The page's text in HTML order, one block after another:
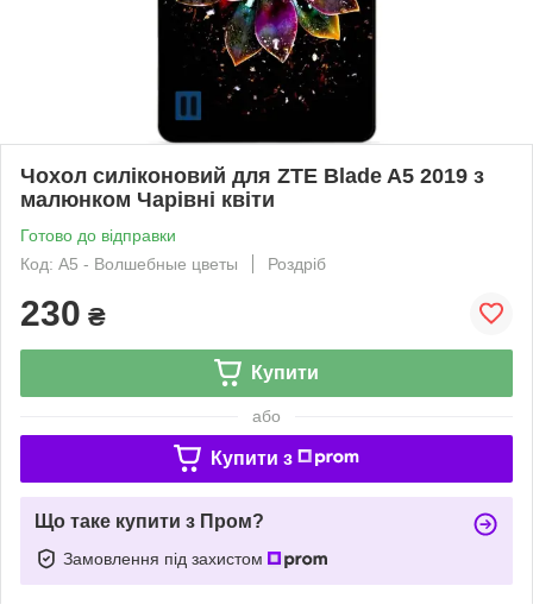
Чохол силіконовий для ZTE Blade A5 2019 з
малюнком Чарівні квіти
Готово до відправки
Код: A5 - Волшебные цветы
Роздріб
230 ₴
Купити
або
Купити з
Що таке купити з Пром?
Замовлення під захистом